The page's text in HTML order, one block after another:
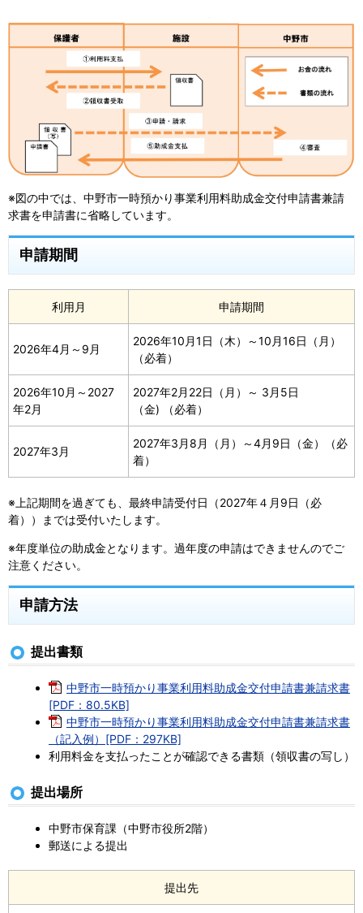
※図の中では、中野市一時預かり事業利用料助成金交付申請書兼請
求書を申請書に省略しています。
申請期間
利用月 申請期間
2026年4月～9月
2026年10月1日（木）～10月16日（月）
（必着）
2026年10月～2027
年2月
2027年2月22日（月）～ 3月5日
（金) （必着）
2027年3月
2027年3月8月（月）～4月9日（金）（必
着）
※上記期間を過ぎても、最終申請受付日（2027年４月9日（必
着））までは受付いたします。
※年度単位の助成金となります。過年度の申請はできませんのでご
注意ください。
申請方法
提出書類
中野市一時預かり事業利用料助成金交付申請書兼請求書
[PDF：80.5KB]
中野市一時預かり事業利用料助成金交付申請書兼請求書
（記入例）[PDF：297KB]
利用料金を支払ったことが確認できる書類（領収書の写し）
提出場所
中野市保育課（中野市役所2階）
郵送による提出
提出先